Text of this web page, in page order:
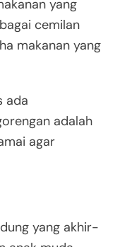
yang
cemilan
makanan yang
ada
adalah
agar
yang akhir-